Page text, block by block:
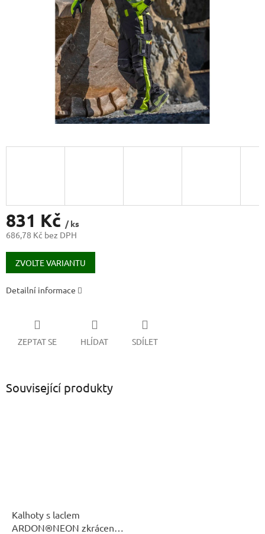
831 Kč / ks
686,78 Kč bez DPH
Měrná
cena:
ZVOLTE VARIANTU
Detailní informace
ZEPTAT SE HLÍDAT SDÍLET
Související produkty
Kalhoty s laclem
ARDON®NEON zkrácené